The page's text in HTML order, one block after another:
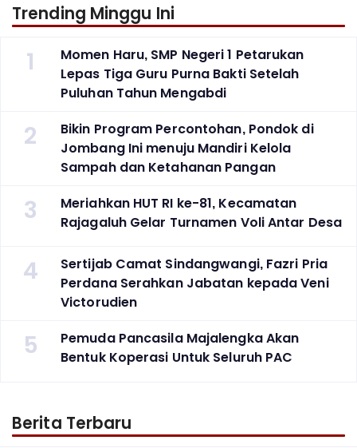
Trending Minggu Ini
1
Momen Haru, SMP Negeri 1 Petarukan
Lepas Tiga Guru Purna Bakti Setelah
Puluhan Tahun Mengabdi
2
Bikin Program Percontohan, Pondok di
Jombang Ini menuju Mandiri Kelola
Sampah dan Ketahanan Pangan
3
Meriahkan HUT RI ke-81, Kecamatan
Rajagaluh Gelar Turnamen Voli Antar Desa
4
Sertijab Camat Sindangwangi, Fazri Pria
Perdana Serahkan Jabatan kepada Veni
Victorudien
5
Pemuda Pancasila Majalengka Akan
Bentuk Koperasi Untuk Seluruh PAC
Berita Terbaru